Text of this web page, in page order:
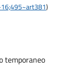
)
temporaneo